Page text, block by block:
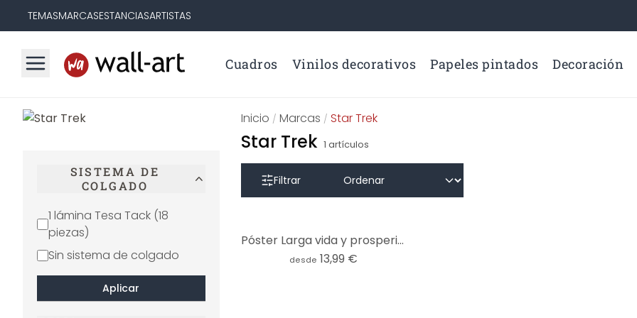
TEMASMARCASESTANCIASARTISTAS
Cuadros Vinilos decorativos Papeles pintados Decoración
SISTEMA DE
COLGADO
1 lámina Tesa Tack (18
piezas)
Sin sistema de colgado
Aplicar
Inicio / Marcas / Star Trek
Star Trek 1 artículos
Filtrar
Póster Larga vida y prosperidad
desde 13,99 €